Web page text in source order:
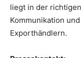
liegt in der
Kommunikation
Exporthändlern.